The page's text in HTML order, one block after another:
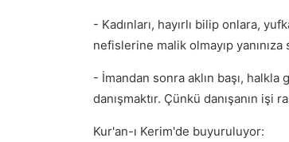
- Kadınları, hayırlı bilip onlara,
nefislerine malik olmayıp yanınıza
- İmandan sonra aklın başı,
danışmaktır. Çünkü danışanın
Kur'an-ı Kerim'de buyuruluyor: